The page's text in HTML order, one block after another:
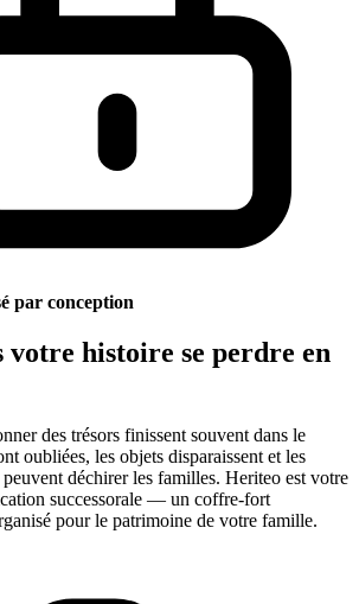
par conception
votre histoire se perdre en
des trésors finissent souvent dans le
oubliées, les objets disparaissent et les
déchirer les familles. Heriteo est votre
successorale — un coffre-fort
pour le patrimoine de votre famille.